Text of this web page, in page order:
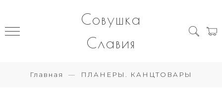
Совушка
Славия
Главная ПЛАНЕРЫ. КАНЦТОВАРЫ